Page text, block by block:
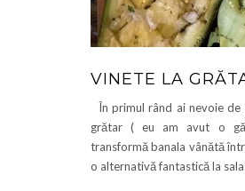
VINETE LA
În primul rând ai nevoie
grătar ( eu am avut o
transformă banala vânătă
o alternativă fantastică la